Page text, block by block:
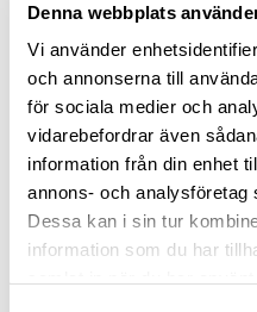
Denna webbplats
Vi använder
och annonserna till
för sociala medier och
vidarebefordrar även
information från din enhet
annons- och analysföretag
Dessa kan i sin tur
information som du har
Manöverkörning
11 april @ 11:00
Bauergården i Bunn